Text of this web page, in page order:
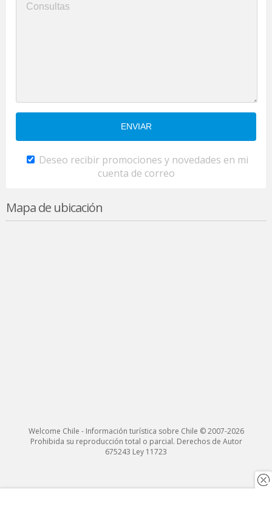
Deseo recibir promociones y novedades en mi
cuenta de correo
Mapa de ubicación
Welcome Chile - Información turística sobre Chile © 2007-2026
Prohibida su reproducción total o parcial. Derechos de Autor
675243 Ley 11723